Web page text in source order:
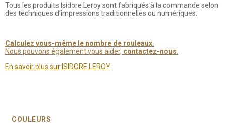
Tous les produits Isidore Leroy sont fabriqués à la commande selon
des techniques d’impressions traditionnelles ou numériques.
Calculez vous-même le nombre de rouleaux.
Nous pouvons également vous aider, contactez-nous
En savoir plus sur ISIDORE LEROY
COULEURS